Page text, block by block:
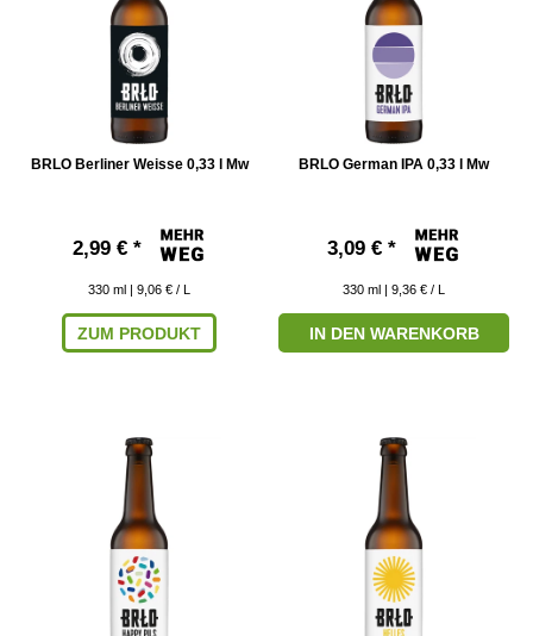
BRLO Berliner Weisse 0,33 l Mw
2,99 € *
330 ml | 9,06 € / L
ZUM PRODUKT
BRLO German IPA 0,33 l Mw
3,09 € *
330 ml | 9,36 € / L
IN DEN WARENKORB